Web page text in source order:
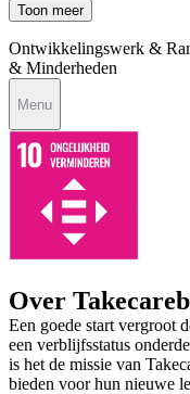
Toon meer
Ontwikkelingswerk &
& Minderheden
Menu
Over
Een goede start vergroot
een verblijfsstatus
is het de missie van
bieden voor hun nieuwe